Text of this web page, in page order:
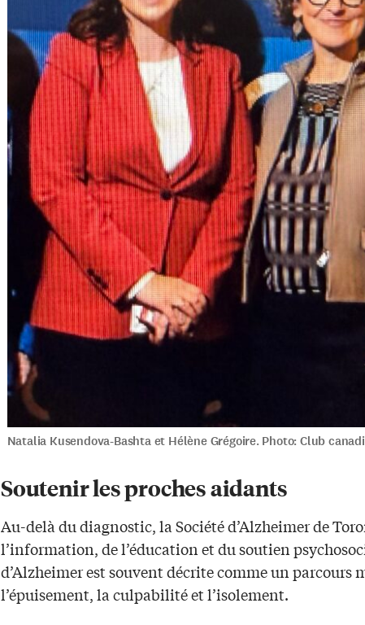
Natalia Kusendova-Bashta et Hélène Grégoire. Photo: Club
Soutenir les proches aidants
Au-delà du diagnostic, la Société d’Alzheimer de
l’information, de l’éducation et du soutien
d’Alzheimer est souvent décrite comme un parcours
l’épuisement, la culpabilité et l’isolement.